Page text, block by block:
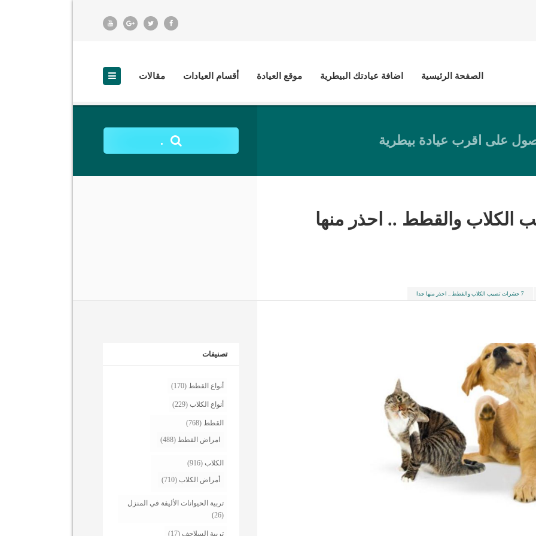
الصفحة الرئيسية اضافة عيادتك البيطرية موقع العيادة أقسام العيادات مقالات
على اقرب عيادة بيطرية .
الكلاب والقطط .. احذر منها
7 حشرات تصيب الكلاب والقطط .. احذر منها جدا
تصنيفات
أنواع القطط (170)
أنواع الكلاب (229)
القطط (768)
امراض القطط (488)
الكلاب (916)
أمراض الكلاب (710)
تربية الحيوانات الأليفة في المنزل
(26)
تربية السلاحف (17)